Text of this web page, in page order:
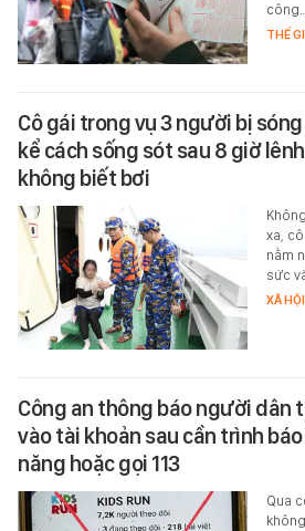
THẾ
Cô gái trong vụ 3 người bị
kể cách sống sót sau 8 giờ
không biết bơi
xa,
nằm
sức
XÃ HỘI
Công an thông báo người dân
vào tài khoản sau cần trình
năng hoặc gọi 113
Qua